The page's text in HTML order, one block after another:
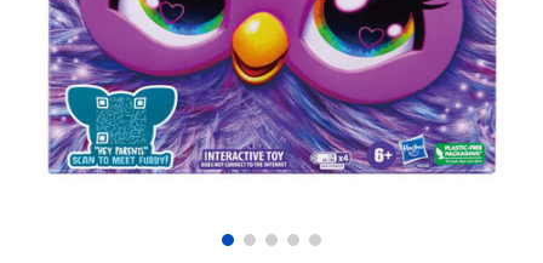
電子玩具
遊戲及拼圖系列
益智學習玩具
LEGO樂高
Barbie芭比
Disney Frozen迪士尼冰雪奇緣